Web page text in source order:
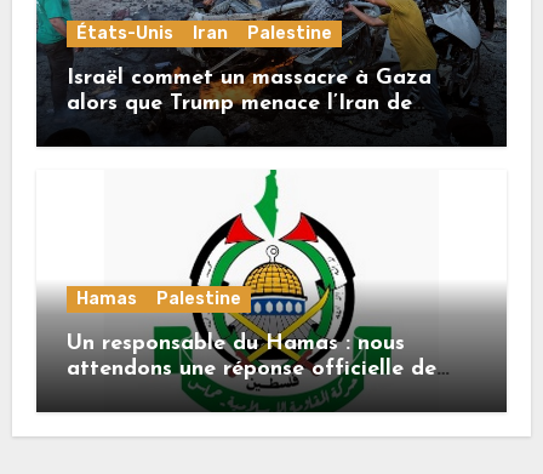
États-Unis Iran Palestine
Israël commet un massacre à Gaza
alors que Trump menace l’Iran de
«décapitation»
Hamas Palestine
Un responsable du Hamas : nous
attendons une réponse officielle de
Mladenov concernant la feuille de